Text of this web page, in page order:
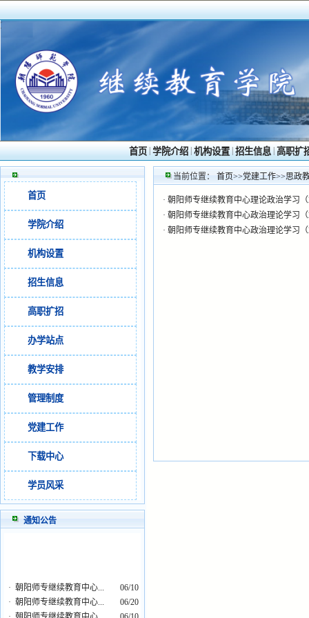
首页学院介绍机构设置招生信息高职扩
首页
学院介绍
机构设置
招生信息
高职扩招
办学站点
教学安排
管理制度
党建工作
下载中心
学员风采
通知公告
· 朝阳师专继续教育中心...
06/10
· 朝阳师专继续教育中心...
06/20
当前位置： 首页>>党建工作>>思政
· 朝阳师专继续教育中心理论政治学习（
· 朝阳师专继续教育中心政治理论学习（
· 朝阳师专继续教育中心政治理论学习（